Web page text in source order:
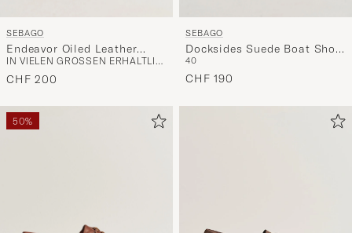
SEBAGO
Endeavor Oiled Leather
Boat Shoe Brown
IN VIELEN GRÖSSEN ERHÄLTLICH
CHF 200
SEBAGO
Docksides Suede Boat Shoe
Blue Navy
40
CHF 190
50%